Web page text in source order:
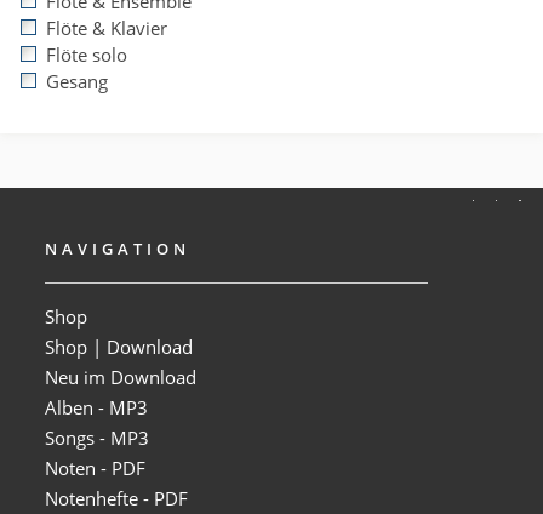
Flöte & Klavier
Flöte solo
Gesang
NAVIGATION
Shop
Shop | Download
Neu im Download
Alben - MP3
Songs - MP3
Noten - PDF
Notenhefte - PDF